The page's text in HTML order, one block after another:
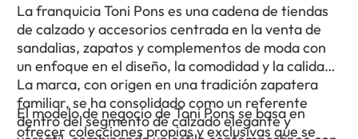
La franquicia Toni Pons es una cadena de tiendas
de calzado y accesorios centrada en la venta de
sandalias, zapatos y complementos de moda con
un enfoque en el diseño, la comodidad y la calidad.
La marca, con origen en una tradición zapatera
familiar, se ha consolidado como un referente
dentro del segmento de calzado elegante y
El modelo de negocio de Toni Pons se basa en
ofrecer colecciones propias y exclusivas que se